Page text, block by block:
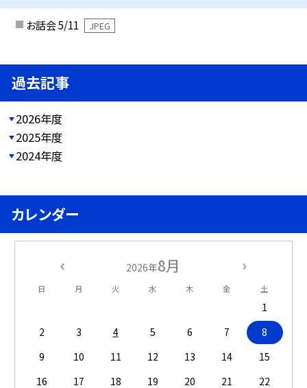
お話会 5/11 JPEG
過去記事
2026年度
2025年度
2024年度
カレンダー
2026年8月
日 月 火 水 木 金 土
1
2
3 4 5 6 7
8
9
10 11 12 13 14
15
16
17 18 19 20 21
22